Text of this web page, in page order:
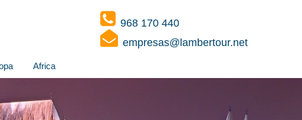
968 170 440
empresas@lambertour.net
Africa